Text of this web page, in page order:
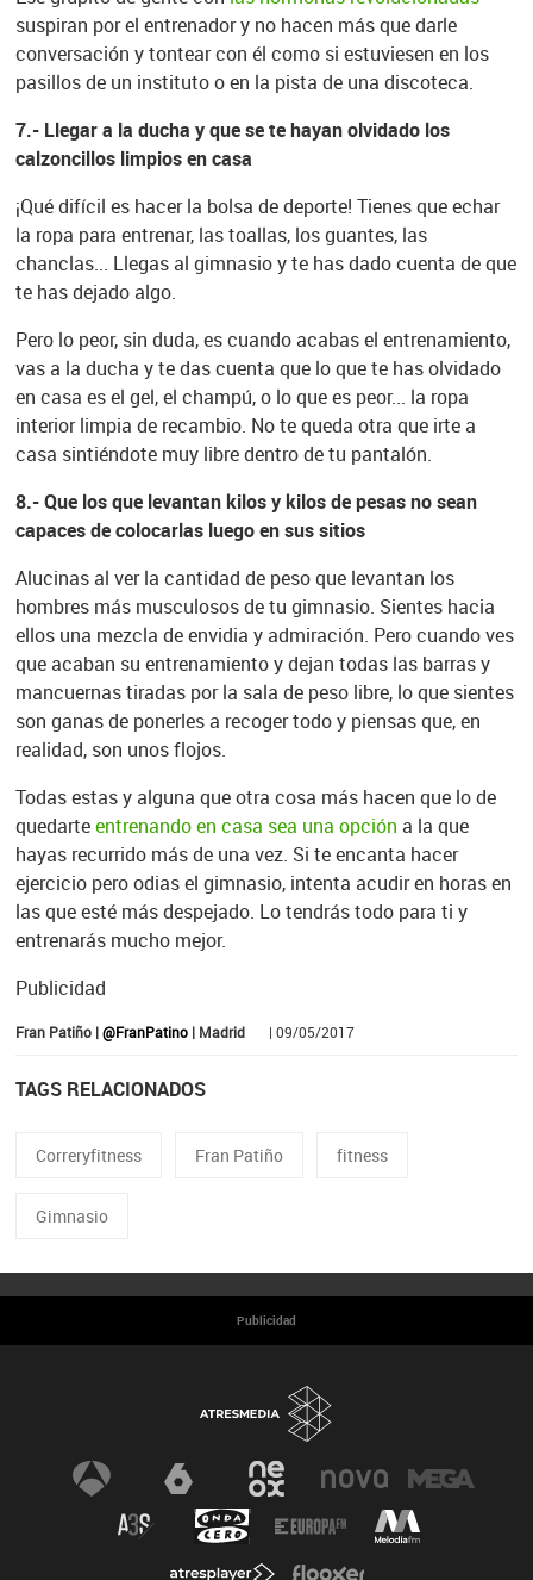
suspiran por el entrenador y no hacen más que darle
conversación y tontear con él como si estuviesen en los
pasillos de un instituto o en la pista de una discoteca.
7.- Llegar a la ducha y que se te hayan olvidado los
calzoncillos limpios en casa
¡Qué difícil es hacer la bolsa de deporte! Tienes que echar
la ropa para entrenar, las toallas, los guantes, las
chanclas... Llegas al gimnasio y te has dado cuenta de que
te has dejado algo.
Pero lo peor, sin duda, es cuando acabas el entrenamiento,
vas a la ducha y te das cuenta que lo que te has olvidado
en casa es el gel, el champú, o lo que es peor... la ropa
interior limpia de recambio. No te queda otra que irte a
casa sintiéndote muy libre dentro de tu pantalón.
8.- Que los que levantan kilos y kilos de pesas no sean
capaces de colocarlas luego en sus sitios
Alucinas al ver la cantidad de peso que levantan los
hombres más musculosos de tu gimnasio. Sientes hacia
ellos una mezcla de envidia y admiración. Pero cuando ves
que acaban su entrenamiento y dejan todas las barras y
mancuernas tiradas por la sala de peso libre, lo que sientes
son ganas de ponerles a recoger todo y piensas que, en
realidad, son unos flojos.
Todas estas y alguna que otra cosa más hacen que lo de
quedarteentrenando en casa sea una opción a la que
hayas recurrido más de una vez. Si te encanta hacer
ejercicio pero odias el gimnasio, intenta acudir en horas en
las que esté más despejado. Lo tendrás todo para ti y
entrenarás mucho mejor.
Publicidad
Fran Patiño |@FranPatino| Madrid | 09/05/2017
TAGS RELACIONADOS
Correryfitness Fran Patiño fitness
Gimnasio
Publicidad